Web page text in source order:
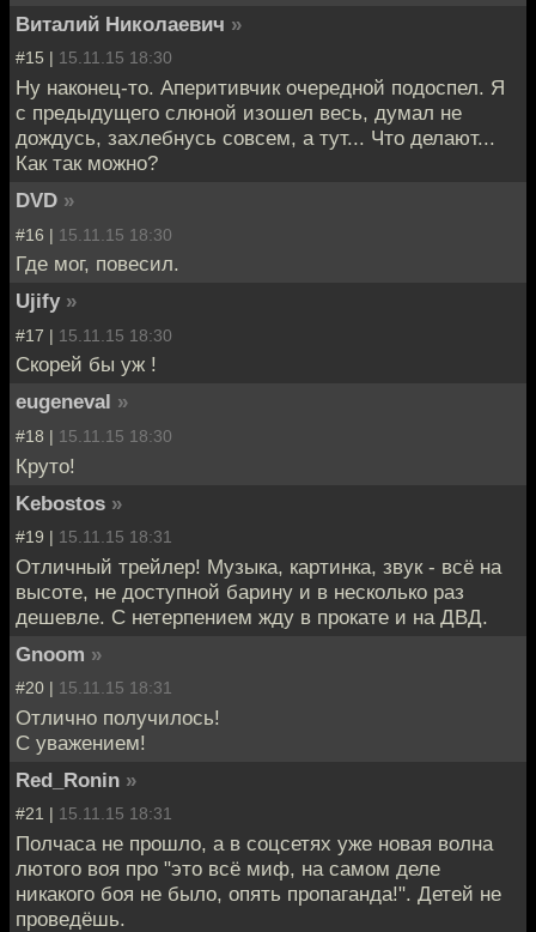
Виталий Николаевич »
#15 | 15.11.15 18:30
Ну наконец-то. Аперитивчик очередной подоспел. Я
с предыдущего слюной изошел весь, думал не
дождусь, захлебнусь совсем, а тут... Что делают...
Как так можно?
DVD »
#16 | 15.11.15 18:30
Где мог, повесил.
Ujify »
#17 | 15.11.15 18:30
Скорей бы уж !
eugeneval »
#18 | 15.11.15 18:30
Круто!
Kebostos »
#19 | 15.11.15 18:31
Отличный трейлер! Музыка, картинка, звук - всё на
высоте, не доступной барину и в несколько раз
дешевле. С нетерпением жду в прокате и на ДВД.
Gnoom »
#20 | 15.11.15 18:31
Отлично получилось!
С уважением!
Red_Ronin »
#21 | 15.11.15 18:31
Полчаса не прошло, а в соцсетях уже новая волна
лютого воя про "это всё миф, на самом деле
никакого боя не было, опять пропаганда!". Детей не
проведёшь.